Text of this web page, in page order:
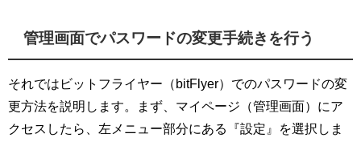
管理画面でパスワードの変更手続きを行う
それではビットフライヤー（bitFlyer）でのパスワードの変
更方法を説明します。まず、マイページ（管理画面）にア
クセスしたら、左メニュー部分にある『設定』を選択しま